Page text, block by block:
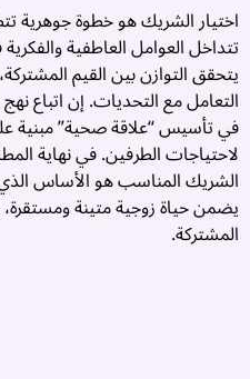
اختيار الشريك هو خطوة جوهرية
تتداخل العوامل العاطفية
يتحقق التوازن بين القيم
التعامل مع التحديات. إن اتباع
في تأسيس “علاقة صحية” مبنية
لاحتياجات الطرفين. في نهاية
الشريك المناسب هو الأساس
يضمن حياة زوجية متينة ومستقرة،
المشتركة.